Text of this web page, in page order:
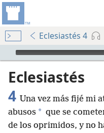
Eclesiastés 4
Audio Player
Eclesiastés
4 Una vez más fijé mi
abusos * que se
de los oprimidos, y no